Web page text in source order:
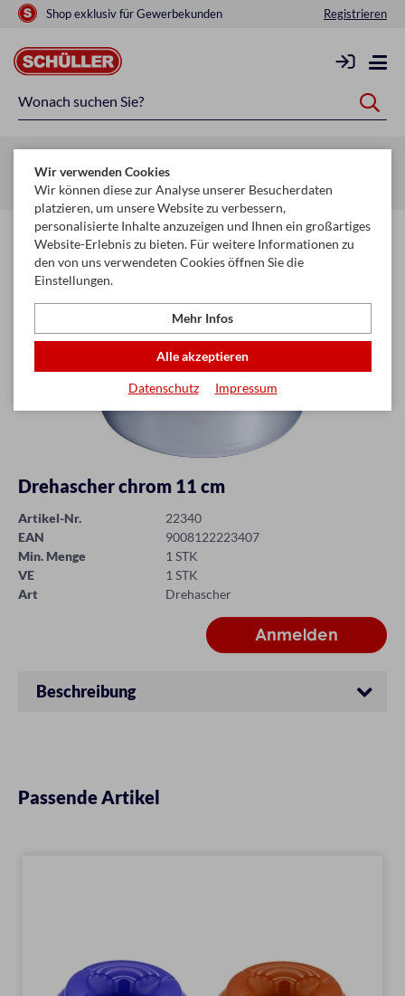
Shop exklusiv für Gewerbekunden Registrieren
Startseite Raucherbedarf Raucherzubehör Aschenbecher
Drehascher chrom 11 cm
Artikel-Nr.
22340
EAN
9008122223407
Min. Menge
1 STK
VE
1 STK
Art
Drehascher
Beschreibung
Passende Artikel
Wir verwenden Cookies
Wir können diese zur Analyse unserer Besucherdaten
platzieren, um unsere Website zu verbessern,
personalisierte Inhalte anzuzeigen und Ihnen ein großartiges
Website-Erlebnis zu bieten. Für weitere Informationen zu
den von uns verwendeten Cookies öffnen Sie die
Einstellungen.
Mehr Infos
Alle akzeptieren
Datenschutz Impressum